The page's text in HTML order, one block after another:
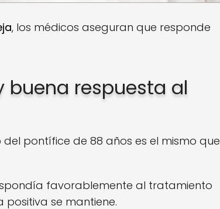
, los médicos aseguran que responde
buena respuesta al
pontífice de 88 años es el mismo que
favorablemente al tratamiento
positiva se mantiene.